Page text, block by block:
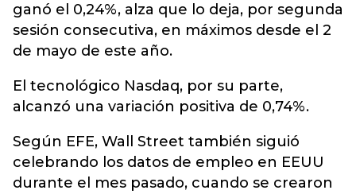
ganó el 0,24%, alza que lo deja, por segunda
sesión consecutiva, en máximos desde el 2
de mayo de este año.
El tecnológico Nasdaq, por su parte,
alcanzó una variación positiva de 0,74%.
Según EFE, Wall Street también siguió
celebrando los datos de empleo en EEUU
durante el mes pasado, cuando se crearon